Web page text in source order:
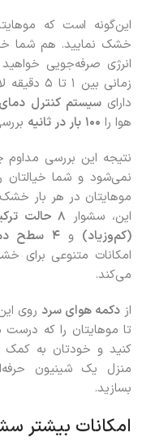
این‌گونه است که
خشک نمایید. هم شما
انرژی صرفه‌جویی خواهید
زمانی
دارایسیستم کنترل
هوا را ۱۰۰ بار در ثانیه
نتیجه این بررسی
نمی‌شود و شما
موهایتان در هر بار
این، سشوار ۸حالت
(کم‌وزیاد) و ۴ سطح
امکانات متنوعی برای
می‌کند.
از دکمه هوای سرد روی
تا موهایتان را که درست
کنید و خودتان به
منزل یک شینیون
بسازید.
امکانات بیشتر